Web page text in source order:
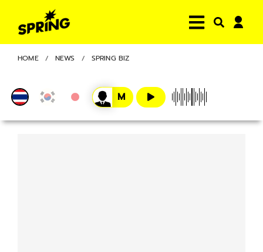
HOME NEWS SPRING BIZ